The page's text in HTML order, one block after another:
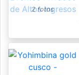
2 fotos